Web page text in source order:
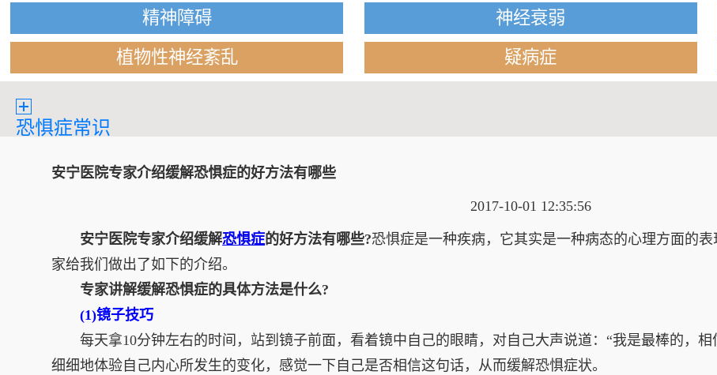
精神障碍
神经衰弱
植物性神经紊乱
疑病症
恐惧症常识
安宁医院专家介绍缓解恐惧症的好方法有哪些
2017-10-01 12:35:56
安宁医院专家介绍缓解恐惧症的好方法有哪些?恐惧症是一种疾病，它其实是一种病态的心理方面的
家给我们做出了如下的介绍。
专家讲解缓解恐惧症的具体方法是什么?
(1)镜子技巧
每天拿10分钟左右的时间，站到镜子前面，看着镜中自己的眼睛，对自己大声说道：“我是最棒的，相
细细地体验自己内心所发生的变化，感觉一下自己是否相信这句话，从而缓解恐惧症状。